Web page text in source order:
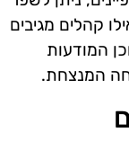
קהלים מגיבים
המודעות
המנצחת.